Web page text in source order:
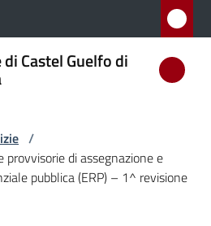
Castel Guelfo di
/
di assegnazione e
pubblica (ERP) – 1^ revisione